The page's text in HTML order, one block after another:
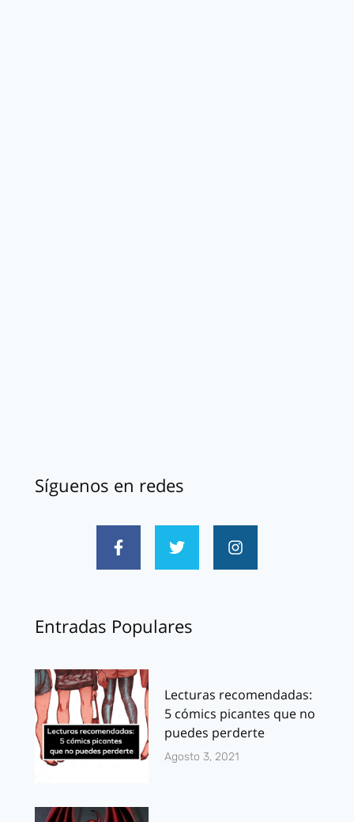
Síguenos en redes
Entradas Populares
Lecturas recomendadas:
5 cómics picantes que no
puedes perderte
Agosto 3, 2021